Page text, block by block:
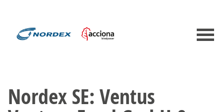
Nordex SE: Ventus